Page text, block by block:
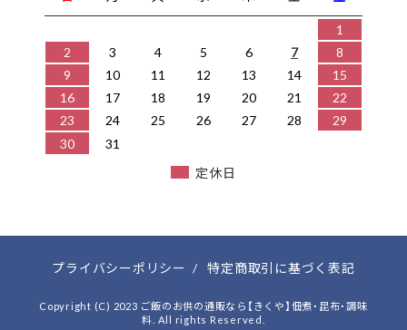
1
2
3 4 5 6 7
8
9
10 11 12 13 14
15
16
17 18 19 20 21
22
23
24 25 26 27 28
29
30
31
定休日
プライバシーポリシー / 特定商取引に基づく表記
Copyright (C) 2023 ご飯のお供の通販なら【きくや】佃煮・昆布・調味
料. All rights Reserved.